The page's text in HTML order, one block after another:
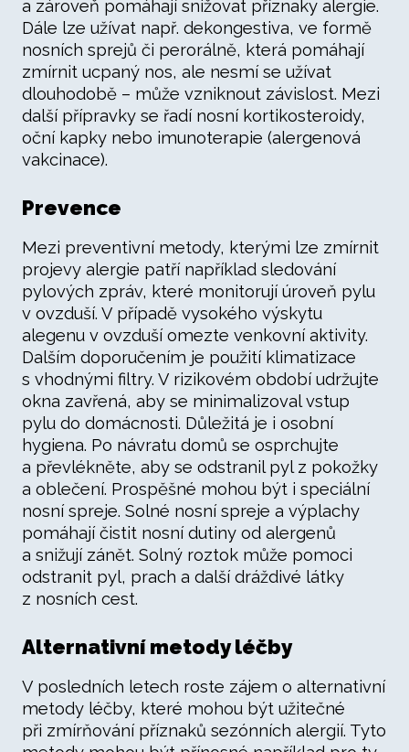
a zároveň pomáhají snižovat příznaky alergie.
Dále lze užívat např. dekongestiva, ve formě
nosních sprejů či perorálně, která pomáhají
zmírnit ucpaný nos, ale nesmí se užívat
dlouhodobě – může vzniknout závislost. Mezi
další přípravky se řadí nosní kortikosteroidy,
oční kapky nebo imunoterapie (alergenová
vakcinace).
Prevence
Mezi preventivní metody, kterými lze zmírnit
projevy alergie patří například sledování
pylových zpráv, které monitorují úroveň pylu
v ovzduší. V případě vysokého výskytu
alegenu v ovzduší omezte venkovní aktivity.
Dalším doporučením je použití klimatizace
s vhodnými filtry. V rizikovém období udržujte
okna zavřená, aby se minimalizoval vstup
pylu do domácnosti. Důležitá je i osobní
hygiena. Po návratu domů se osprchujte
a převlékněte, aby se odstranil pyl z pokožky
a oblečení. Prospěšné mohou být i speciální
nosní spreje. Solné nosní spreje a výplachy
pomáhají čistit nosní dutiny od alergenů
a snižují zánět. Solný roztok může pomoci
odstranit pyl, prach a další dráždivé látky
z nosních cest.
Alternativní metody léčby
V posledních letech roste zájem o alternativní
metody léčby, které mohou být užitečné
při zmírňování příznaků sezónních alergií. Tyto